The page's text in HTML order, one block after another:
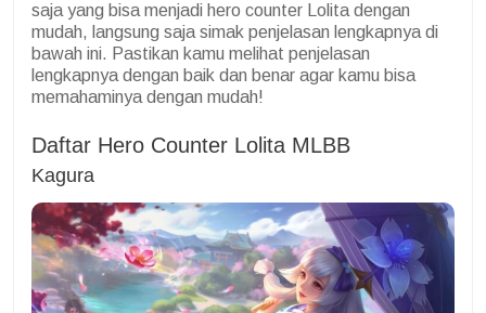
saja yang bisa menjadi hero counter Lolita dengan
mudah, langsung saja simak penjelasan lengkapnya di
bawah ini. Pastikan kamu melihat penjelasan
lengkapnya dengan baik dan benar agar kamu bisa
memahaminya dengan mudah!
Daftar Hero Counter Lolita MLBB
Kagura